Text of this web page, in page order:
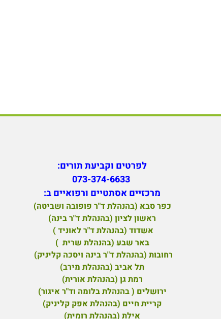
לפרטים וקביעת תורים:
מרכזיים אסתטיים ורפואיים ב:
כפר סבא (בהנהלת ד"ר פופובה ושביטה)
ראשון לציון (בהנהלת ד"ר בינה)
אשדוד (בהנהלת ד"ר לאוניד )
באר שבע (בהנהלת שרית )
רחובות (בהנהלת ד"ר בינה ויסכה קליניק)
תל אביב (בהנהלת מירב)
רמת גן (בהנהלת אורית)
ירושלים ( בהנהלת בלומה וד"ר איגור)
קריית חיים (בהנהלת אפק קליניק)
אילת (בהנהלת רומית)